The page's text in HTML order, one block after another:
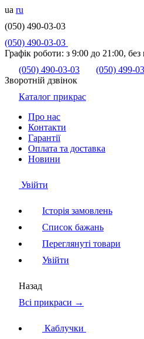
ua ru
(050) 490-03-03
(050) 490-03-03
Графік роботи: з 9:00 до 21:00, без
(050) 490-03-03
(050) 499-
Зворотній дзвінок
Каталог прикрас
Про нас
Контакти
Гарантії
Оплата та доставка
Новини
Увійти
Історія замовлень
Список бажань
Переглянуті товари
Увійти
Назад
Всі прикраси →
Каблучки